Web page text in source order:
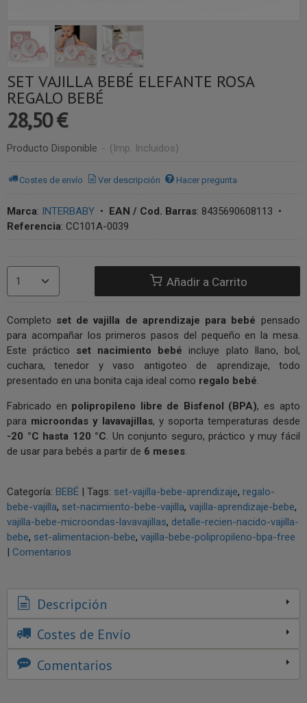
SET VAJILLA BEBÉ ELEFANTE ROSA
REGALO BEBÉ
28,50 €
Producto Disponible - (Imp. Incluidos)
Costes de envío Ver descripción Hacer pregunta
Marca: INTERBABY • EAN / Cod. Barras: 8435690608113 •
Referencia: CC101A-0039
Añadir a Carrito
Completo set de vajilla de aprendizaje para bebé pensado
para acompañar los primeros pasos del pequeño en la mesa.
Este práctico set nacimiento bebé incluye plato llano, bol,
cuchara, tenedor y vaso antigoteo de aprendizaje, todo
presentado en una bonita caja ideal como regalo bebé
Fabricado en polipropileno libre de Bisfenol (BPA), es apto
para microondas y lavavajillas, y soporta temperaturas desde
-20 °C hasta 120 °C . Un conjunto seguro, práctico y muy fácil
de usar para bebés a partir de 6 meses
Categoría: BEBÉ | Tags: set-vajilla-bebe-aprendizaje regalo-
bebe-vajilla set-nacimiento-bebe-vajilla vajilla-aprendizaje-bebe
vajilla-bebe-microondas-lavavajillas detalle-recien-nacido-vajilla-
bebe set-alimentacion-bebe vajilla-bebe-polipropileno-bpa-free
| Comentarios
Descripción
Costes de Envío
Comentarios